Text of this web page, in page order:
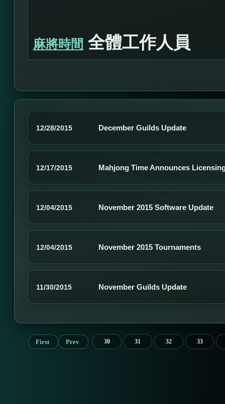
麻將時間 全體工作人員
12/28/2015 December Guilds Update
12/17/2015 Mahjong Time Announces
12/04/2015 November 2015 Software Update
12/04/2015 November 2015 Tournaments
11/30/2015 November Guilds Update
First Prev 30 31 32 33